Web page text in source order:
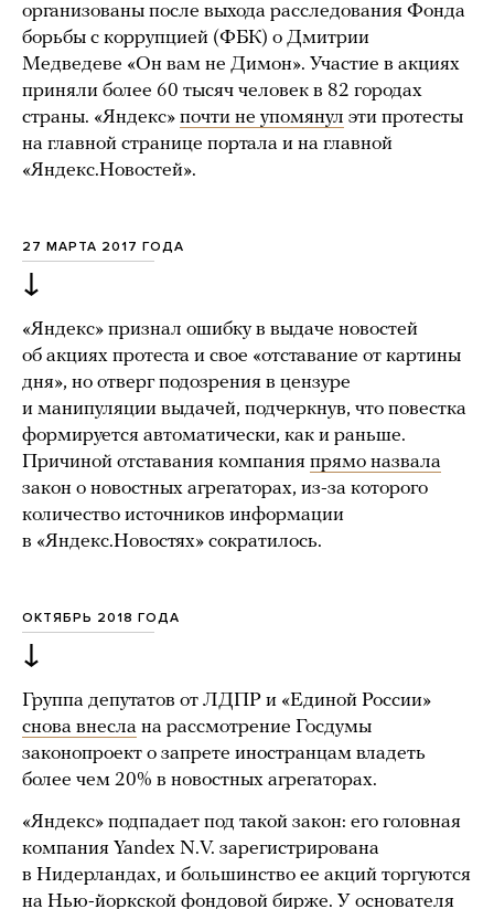
организованы после выхода расследования Фонда
борьбы с коррупцией (ФБК) о Дмитрии
Медведеве «Он вам не Димон». Участие в акциях
приняли более 60 тысяч человек в 82 городах
страны. «Яндекс» почти не упомянул эти протесты
на главной странице портала и на главной
«Яндекс.Новостей».
27 МАРТА 2017 ГОДА
↓
«Яндекс» признал ошибку в выдаче новостей
об акциях протеста и свое «отставание от картины
дня», но отверг подозрения в цензуре
и манипуляции выдачей, подчеркнув, что повестка
формируется автоматически, как и раньше.
Причиной отставания компания прямо назвала
закон о новостных агрегаторах, из-за которого
количество источников информации
в «Яндекс.Новостях» сократилось.
ОКТЯБРЬ 2018 ГОДА
↓
Группа депутатов от ЛДПР и «Единой России»
снова внесла на рассмотрение Госдумы
законопроект о запрете иностранцам владеть
более чем 20% в новостных агрегаторах.
«Яндекс» подпадает под такой закон: его головная
компания Yandex N.V. зарегистрирована
в Нидерландах, и большинство ее акций торгуются
на Нью-йоркской фондовой бирже. У основателя